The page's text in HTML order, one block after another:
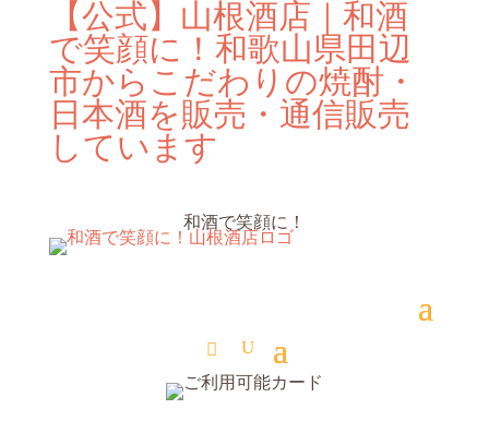
【公式】山根酒店｜和酒
で笑顔に！和歌山県田辺
市からこだわりの焼酎・
日本酒を販売・通信販売
しています
和酒で笑顔に！